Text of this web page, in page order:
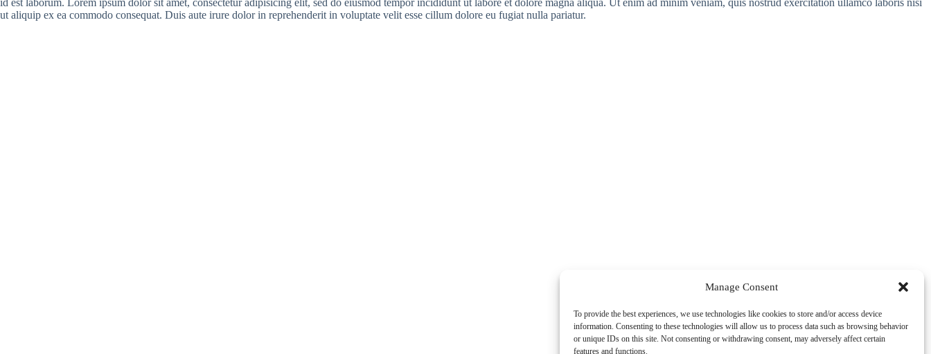
Manage Consent
To provide the best experiences, we use technologies like cookies to store and/or access device
information. Consenting to these technologies will allow us to process data such as browsing behavior
or unique IDs on this site. Not consenting or withdrawing consent, may adversely affect certain
features and functions.
id est laborum. Lorem ipsum dolor sit amet, consectetur adipisicing elit, sed do eiusmod tempor incididunt ut labore et dolore magna aliqua. Ut enim ad minim veniam, quis nostrud exercitation ullamco laboris nisi
ut aliquip ex ea commodo consequat. Duis aute irure dolor in reprehenderit in voluptate velit esse cillum dolore eu fugiat nulla pariatur.